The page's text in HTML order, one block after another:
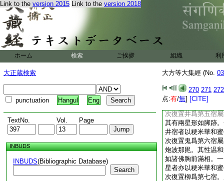
Link to the version 2015 Link to the version 2018
ホーム 検索 ご挨拶 組織 利
大正蔵検索
punctuation Hangul Eng
TextNo. Vol. Page
INBUDS
INBUDS(Bibliographic Database)
Search
大方等大集經 (No.
270 271 272
点:有/無] [CITE]
吒仙人語諸天曰。
以昴爲初宿
也
復次置畢爲第二宿
畢有五星形如立叉
毘梨伽耶尼。星數
次復置參爲第四宿
其性大惡多於瞋忿。
12 一日一夜
次復置井爲第五宿
其有兩星形如脚跡
井宿者以粳米華和
次復置鬼爲第六宿
炮波那毘。其性温
如諸佛胸前滿相。
星者亦以粳米華和
次復置柳爲第七宿